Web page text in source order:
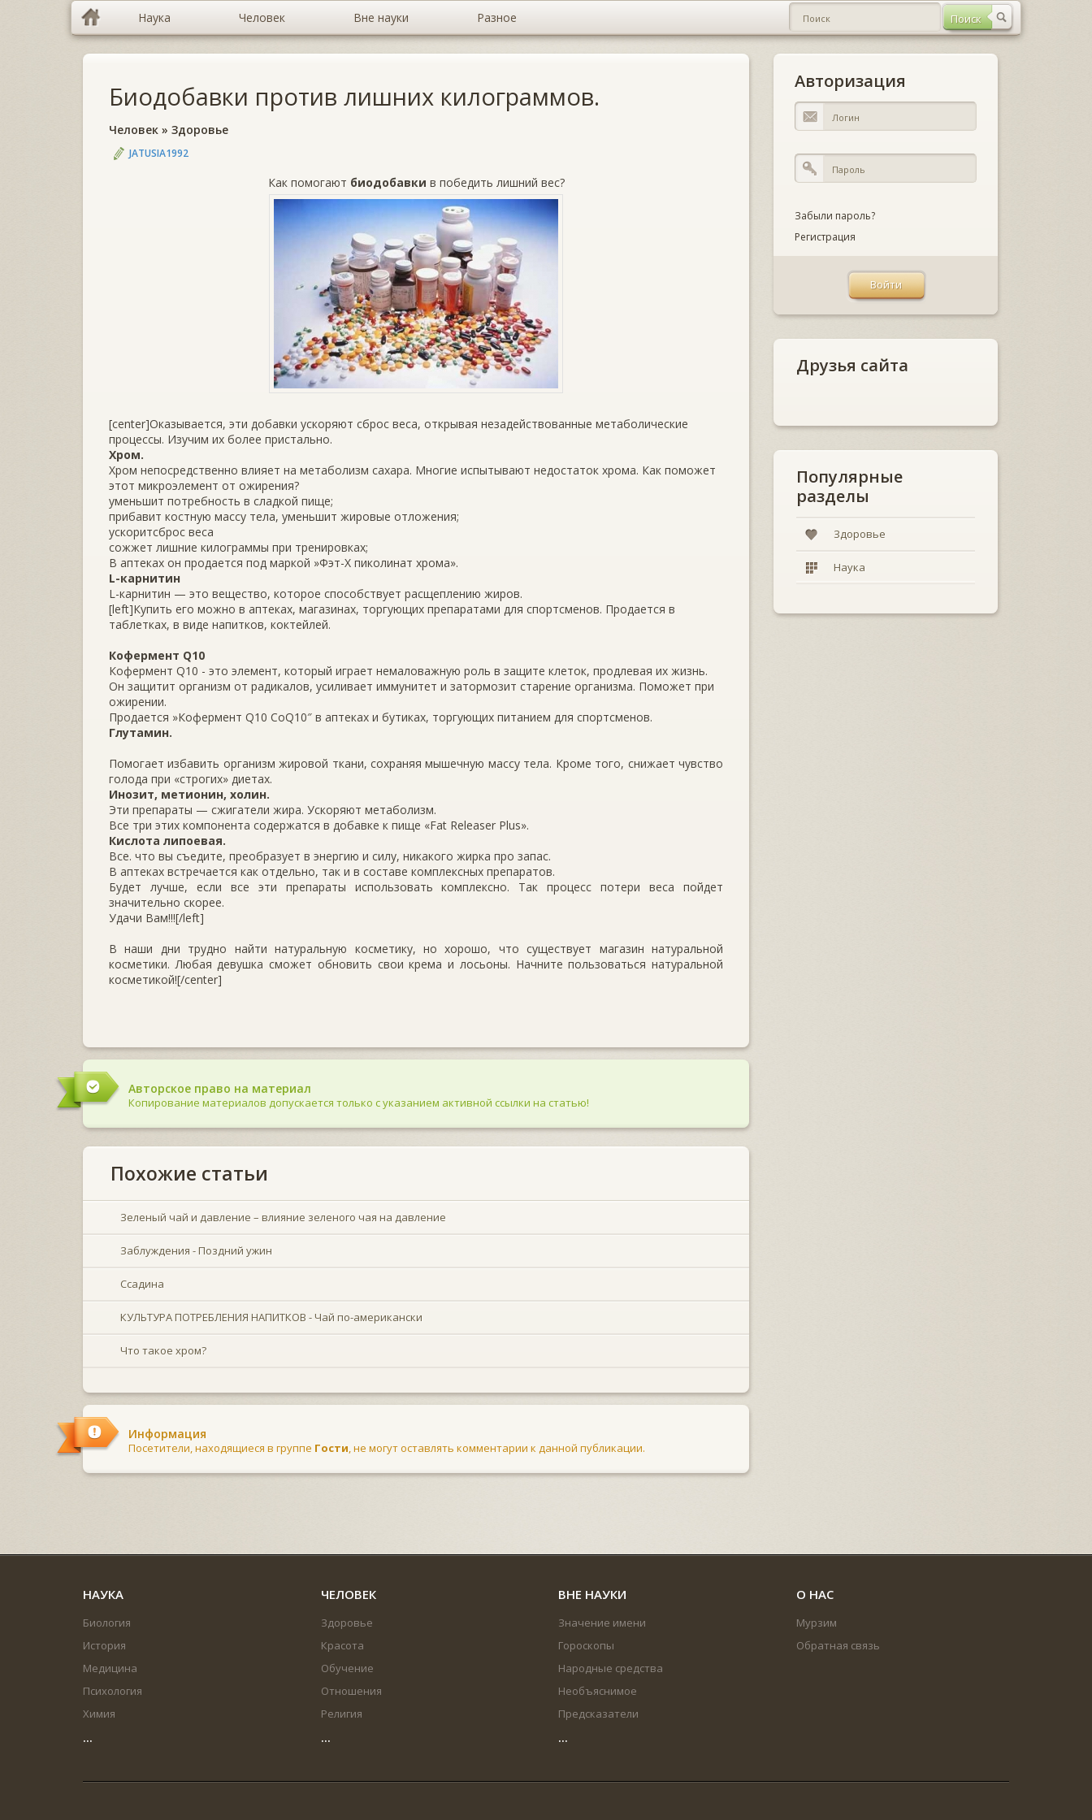
Наука Человек Вне науки Разное
Биодобавки против лишних килограммов.
Человек » Здоровье
JATUSIA1992
Как помогают биодобавки в победить лишний вес?
[center]Оказывается, эти добавки ускоряют сброс веса, открывая незадействованные метаболические
процессы. Изучим их более пристально.
Хром.
Хром непосредственно влияет на метаболизм сахара. Многие испытывают недостаток хрома. Как поможет
этот микроэлемент от ожирения?
уменьшит потребность в сладкой пище;
прибавит костную массу тела, уменьшит жировые отложения;
ускоритсброс веса
сожжет лишние килограммы при тренировках;
В аптеках он продается под маркой »Фэт-Х пиколинат хрома».
L-карнитин
L-карнитин — это вещество, которое способствует расщеплению жиров.
[left]Купить его можно в аптеках, магазинах, торгующих препаратами для спортсменов. Продается в
таблетках, в виде напитков, коктейлей.
Кофермент Q10
Кофермент Q10 - это элемент, который играет немаловажную роль в защите клеток, продлевая их жизнь.
Он защитит организм от радикалов, усиливает иммунитет и затормозит старение организма. Поможет при
ожирении.
Продается »Кофермент Q10 CoQ10″ в аптеках и бутиках, торгующих питанием для спортсменов.
Глутамин.
Помогает избавить организм жировой ткани, сохраняя мышечную массу тела. Кроме того, снижает чувство
голода при «строгих» диетах.
Инозит, метионин, холин.
Эти препараты — сжигатели жира. Ускоряют метаболизм.
Все три этих компонента содержатся в добавке к пище «Fat Releaser Plus».
Кислота липоевая.
Все. что вы съедите, преобразует в энергию и силу, никакого жирка про запас.
В аптеках встречается как отдельно, так и в составе комплексных препаратов.
Будет лучше, если все эти препараты использовать комплексно. Так процесс потери веса пойдет
значительно скорее.
Удачи Вам!!![/left]
В наши дни трудно найти натуральную косметику, но хорошо, что существует магазин натуральной
косметики. Любая девушка сможет обновить свои крема и лосьоны. Начните пользоваться натуральной
косметикой![/center]
Авторское право на материал
Копирование материалов допускается только с указанием активной ссылки на статью!
Похожие статьи
Зеленый чай и давление – влияние зеленого чая на давление
Заблуждения - Поздний ужин
Ссадина
КУЛЬТУРА ПОТРЕБЛЕНИЯ НАПИТКОВ - Чай по-американски
Что такое хром?
Информация
Посетители, находящиеся в группе Гости, не могут оставлять комментарии к данной публикации.
Авторизация
Забыли пароль?
Регистрация
Друзья сайта
Популярные
разделы
Здоровье
Наука
НАУКА
Биология
История
Медицина
Психология
Химия
...
ЧЕЛОВЕК
Здоровье
Красота
Обучение
Отношения
Религия
...
ВНЕ НАУКИ
Значение имени
Гороскопы
Народные средства
Необъяснимое
Предсказатели
...
О НАС
Мурзим
Обратная связь